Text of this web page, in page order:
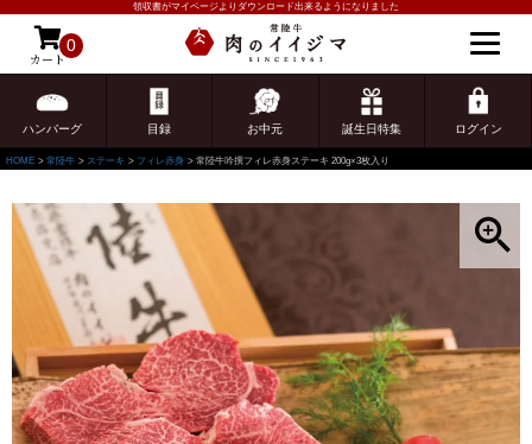
領収書がマイページよりダウンロード出来るようになりました
カート
0
ハンバーグ 目録 お中元 誕生日特集 ログイン
ゲスト 様こんにちは
ログイン
HOME 常陸牛 ステーキ フィレ赤身 常陸牛吟撰フィレ赤身ステーキ 200g×3枚入り